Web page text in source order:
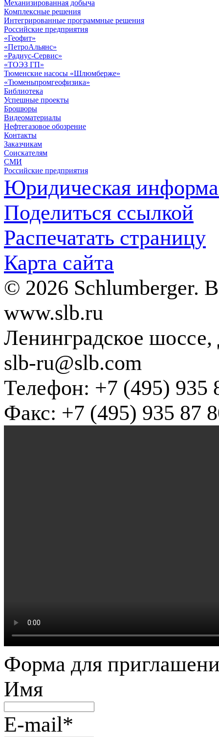
Механизированная добыча
Комплексные решения
Интегрированные программные решения
Российские предприятия
«Геофит»
«ПетроАльянс»
«Радиус-Сервис»
«ТОЭЗ ГП»
Тюменские насосы «Шлюмберже»
«Тюменьпромгеофизика»
Библиотека
Успешные проекты
Брошюры
Видеоматериалы
Нефтегазовое обозрение
Контакты
Заказчикам
Соискателям
СМИ
Российские предприятия
Юридическая
Поделиться ссылкой
Распечатать страницу
Карта сайта
© 2026 Schlumberger.
www.slb.ru
Ленинградское
slb-ru@slb.com
Телефон: +7 (495) 935
Факс: +7 (495) 935 87
Форма для
Имя
E-mail*